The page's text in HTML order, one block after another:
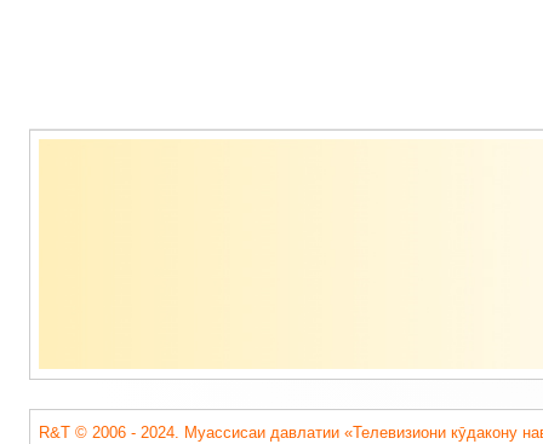
Содержимое
R&T © 2006 - 2024. Муассисаи давлатии «Телевизиони кӯдакону